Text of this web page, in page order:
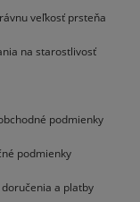
veľkosť prsteňa
na starostlivosť
podmienky
podmienky
a platby